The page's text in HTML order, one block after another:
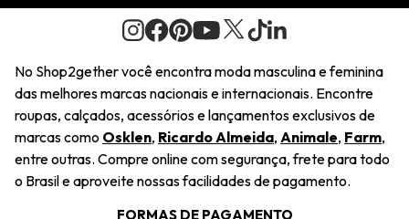
Journal
Saiu na Mídia
Sustentabilidade
Navegando
Regulamento e Promoções
Pedido de Presente
Wishlist
Condições Gerais
Troca Fácil
Restituição de Pagamento
Dúvidas Frequentes
Termos e Condições
No Shop2gether você encontra moda masculina e feminina
das melhores marcas nacionais e internacionais. Encontre
roupas, calçados, acessórios e lançamentos exclusivos de
marcas como Osklen, Ricardo Almeida, Animale, Farm,
entre outras. Compre online com segurança, frete para todo
o Brasil e aproveite nossas facilidades de pagamento.
FORMAS DE PAGAMENTO